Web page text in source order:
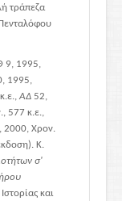
τράπεζα
9, 1995,
1995,
ΑΔ 52,
577 κ.ε.,
2000, Χρον.
Κ.
σ'
και